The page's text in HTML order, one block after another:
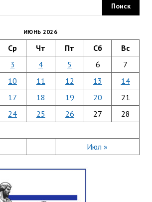
ИЮНЬ 2026
Ср Чт Пт Сб Вс
Июл »
3 4 5 6
7
10 11 12 13
14
17 18 19 20
21
24 25 26 27
28